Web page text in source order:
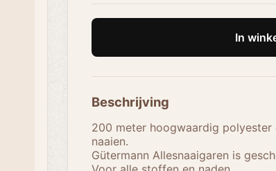
In
Beschrijving
200 meter hoogwaardig
naaien.
Gütermann Allesnaaigaren is